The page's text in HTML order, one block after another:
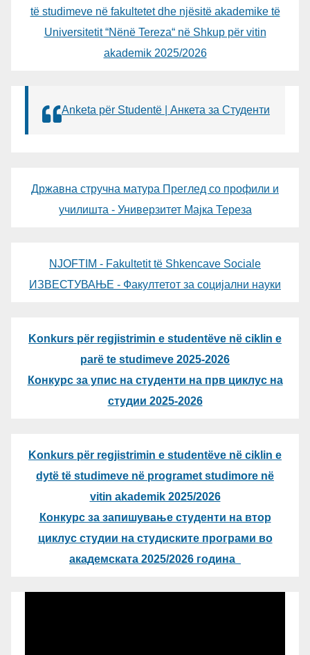
të studimeve në fakultetet dhe njësitë akademike të
Universitetit “Nënë Tereza“ në Shkup për vitin
akademik 2025/2026
Anketa për Studentë | Анкета за Студенти
Државна стручна матура Преглед со профили и
училишта - Универзитет Мајка Тереза
NJOFTIM - Fakultetit të Shkencave Sociale
ИЗВЕСТУВАЊЕ - Факултетот за социјални науки
Konkurs për regjistrimin e studentëve në ciklin e
parë te studimeve 2025-2026
Конкурс за упис на студенти на прв циклус на
студии 2025-2026
Konkurs për regjistrimin e studentëve në ciklin e
dytë të studimeve në programet studimore në
vitin akademik 2025/2026
Конкурс за запишување студенти на втор
циклус студии на студиските програми во
академската 2025/2026 година